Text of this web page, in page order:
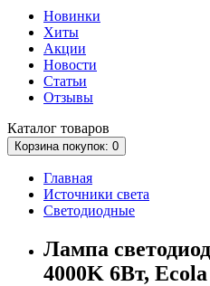
Новинки
Хиты
Акции
Новости
Статьи
Отзывы
Каталог товаров
Корзина покупок: 0
Главная
Источники света
Светодиодные
Лампа
4000K 6Вт, Ecola